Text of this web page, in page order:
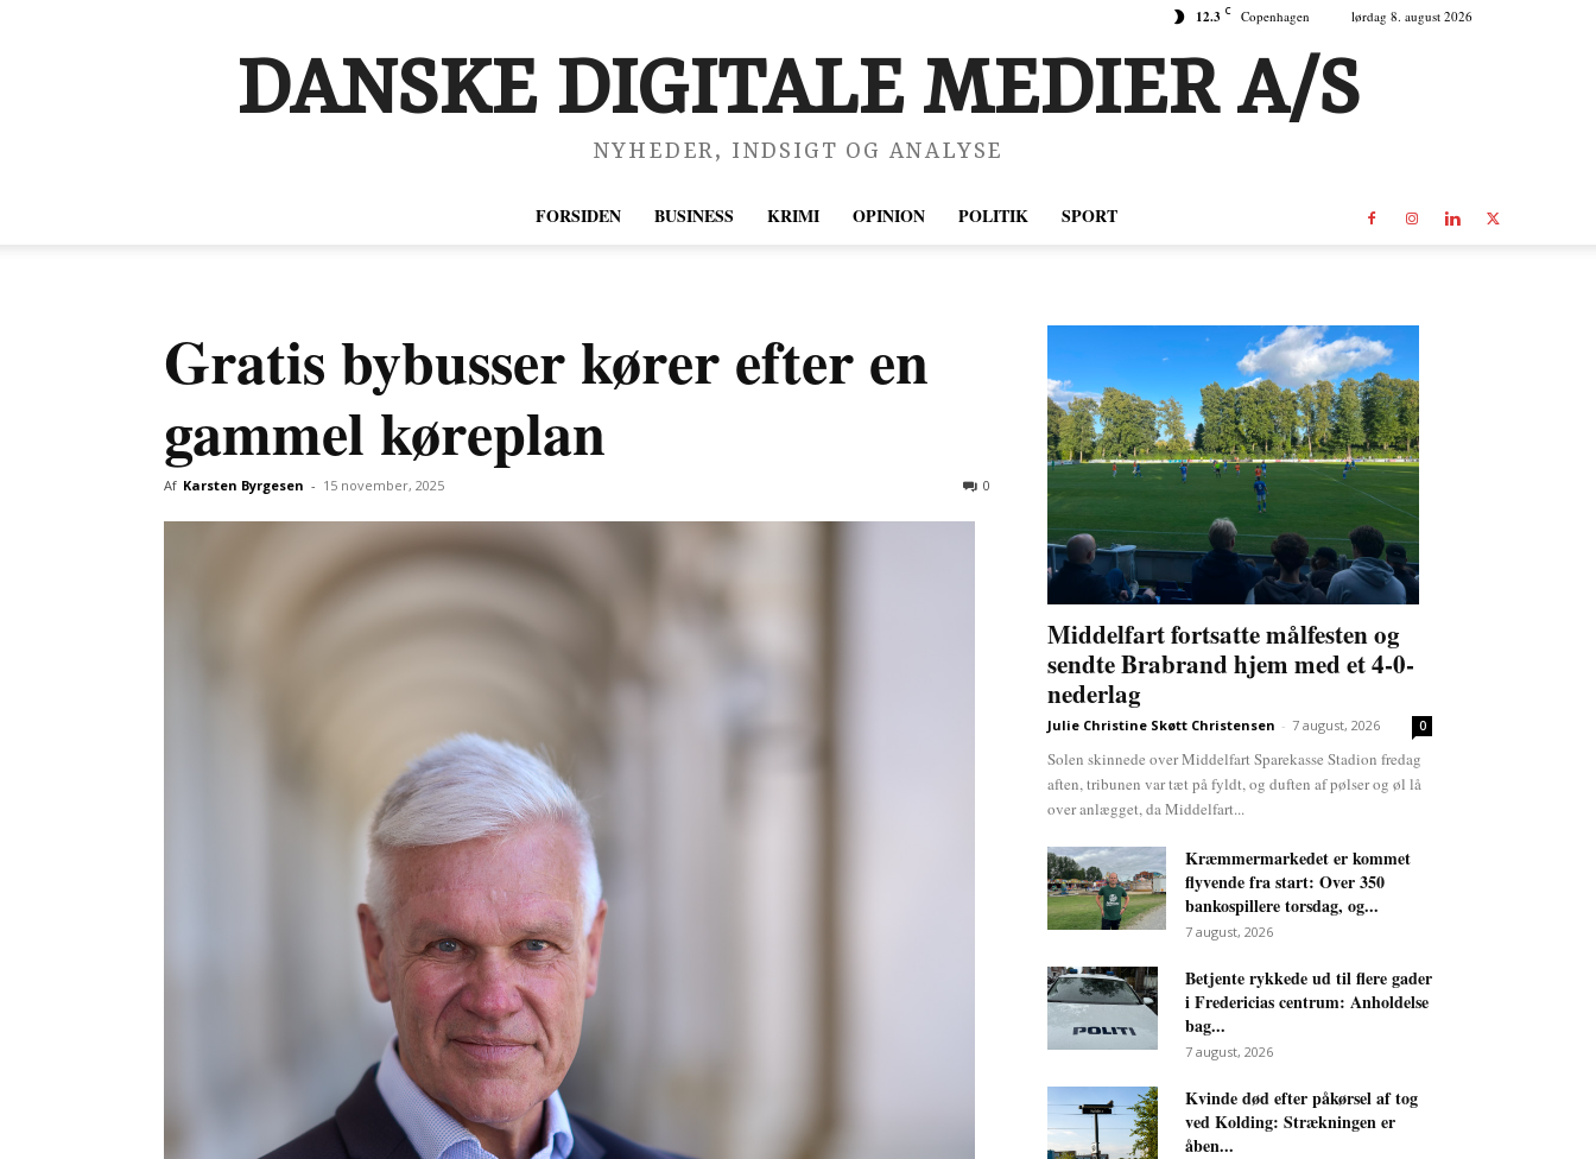
12.3 C Copenhagen lørdag 8. august 2026
DANSKE DIGITALE MEDIER A/S
NYHEDER, INDSIGT OG ANALYSE
FORSIDEN BUSINESS KRIMI OPINION POLITIK SPORT
Gratis bybusser kører efter en
gammel køreplan
Af Karsten Byrgesen - 15 november, 2025 0
Middelfart fortsatte målfesten og
sendte Brabrand hjem med et 4-0-
nederlag
Julie Christine Skøtt Christensen - 7 august, 2026 0
Solen skinnede over Middelfart Sparekasse Stadion fredag
aften, tribunen var tæt på fyldt, og duften af pølser og øl lå
over anlægget, da Middelfart...
Kræmmermarkedet er kommet
flyvende fra start: Over 350
bankospillere torsdag, og...
7 august, 2026
Betjente rykkede ud til flere gader
i Fredericias centrum: Anholdelse
bag...
7 august, 2026
Kvinde død efter påkørsel af tog
ved Kolding: Strækningen er
åben...